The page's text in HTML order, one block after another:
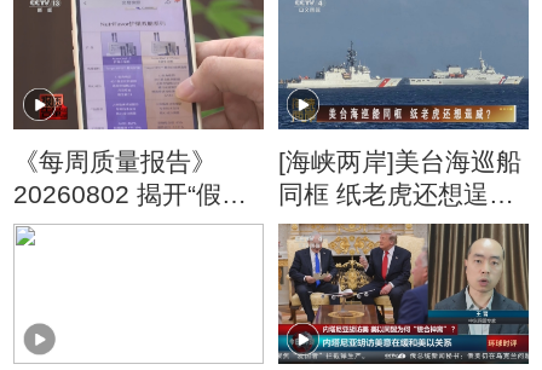
《每周质量报告》
20260802 揭开“假洋
牌”的真面目
[海峡两岸]美台海巡船
同框 纸老虎还想逞
威？